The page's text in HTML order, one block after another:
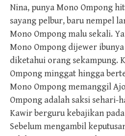
Nina, punya Mono Ompong
sayang pelbur, baru nempel
Mono Ompong malu sekali.
Mono Ompong dijewer
diketahui orang sekampung.
Ompong minggat hingga
Mono Ompong memanggil
Ompong adalah saksi sehari-
Kawir berguru kebajikan
Sebelum mengambil